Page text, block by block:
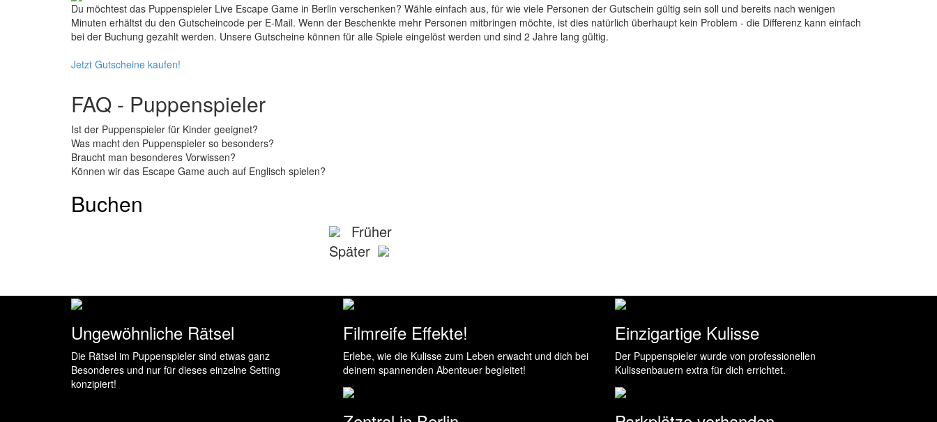
Du möchtest das Puppenspieler Live Escape Game in Berlin verschenken? Wähle einfach aus, für wie viele Personen der Gutschein gültig sein soll und bereits nach wenigen
Minuten erhältst du den Gutscheincode per E-Mail. Wenn der Beschenkte mehr Personen mitbringen möchte, ist dies natürlich überhaupt kein Problem - die Differenz kann einfach
bei der Buchung gezahlt werden. Unsere Gutscheine können für alle Spiele eingelöst werden und sind 2 Jahre lang gültig.
Jetzt Gutscheine kaufen!
FAQ - Puppenspieler
Ist der Puppenspieler für Kinder geeignet?
Was macht den Puppenspieler so besonders?
Braucht man besonderes Vorwissen?
Können wir das Escape Game auch auf Englisch spielen?
Buchen
Früher
Später
Ungewöhnliche Rätsel
Die Rätsel im Puppenspieler sind etwas ganz
Besonderes und nur für dieses einzelne Setting
konzipiert!
Filmreife Effekte!
Erlebe, wie die Kulisse zum Leben erwacht und dich bei
deinem spannenden Abenteuer begleitet!
Einzigartige Kulisse
Der Puppenspieler wurde von professionellen
Kulissenbauern extra für dich errichtet.